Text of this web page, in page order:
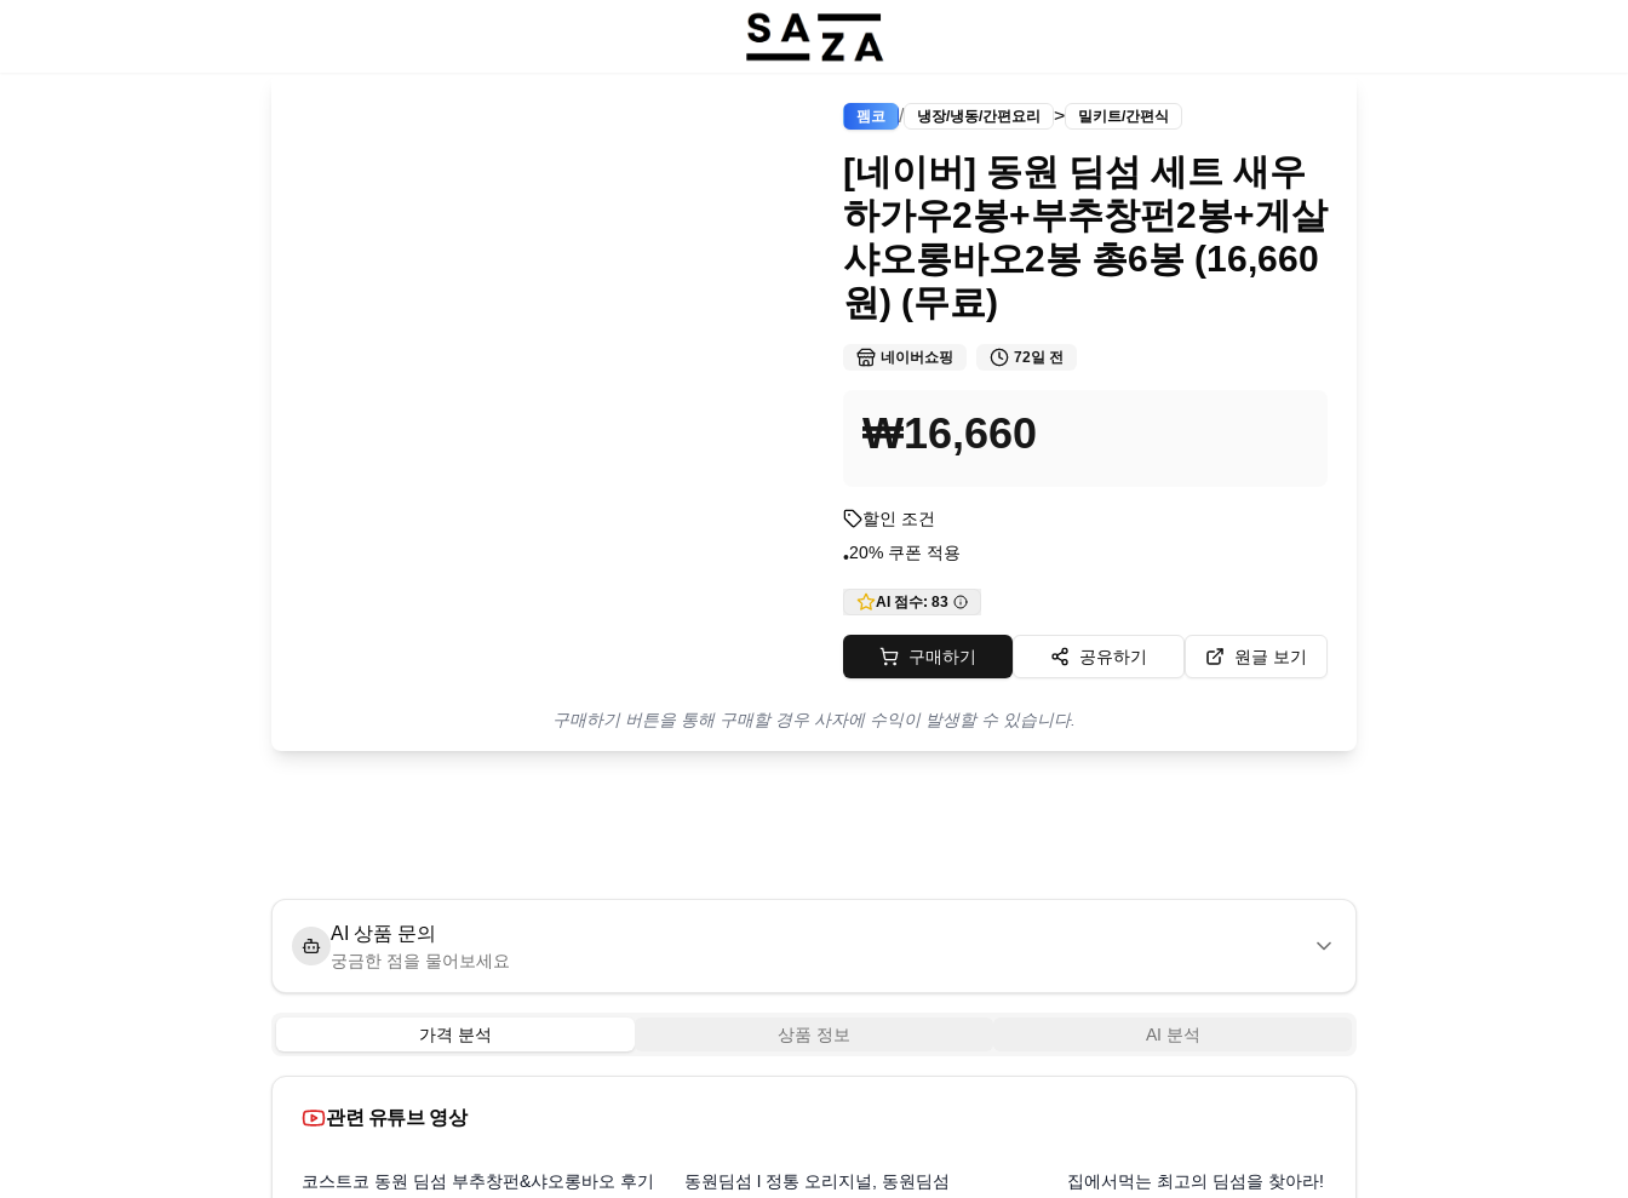
펨코 / 냉장/냉동/간편요리 > 밀키트/간편식
[네이버] 동원 딤섬 세트 새우
하가우2봉+부추창펀2봉+게살
샤오롱바오2봉 총6봉 (16,660
원) (무료)
네이버쇼핑 72일 전
₩16,660
할인 조건
•20% 쿠폰 적용
AI 점수: 83
구매하기 공유하기 원글 보기
구매하기 버튼을 통해 구매할 경우 사자에 수익이 발생할 수 있습니다.
AI 상품 문의
궁금한 점을 물어보세요
가격 분석 상품 정보 AI 분석
관련 유튜브 영상
코스트코 동원 딤섬 부추창펀&샤오롱바오 후기 동원딤섬 l 정통 오리지널, 동원딤섬 집에서먹는 최고의 딤섬을 찾아라! 샤오롱바오 3종 비교 | 정지선 고메, 동